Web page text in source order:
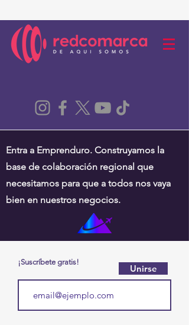
Entra a Emprenduro. Construyamos la
base de colaboración regional que
necesitamos para que a todos nos vaya
bien en nuestros negocios.
¡Suscríbete gratis!
Unirse